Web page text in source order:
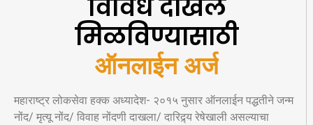
विविध दाखले
मिळविण्यासाठी
ऑनलाईन अर्ज
महाराष्ट्र लोकसेवा हक्क अध्यादेश- २०१५ नुसार ऑनलाईन पद्धतीने जन्म
नोंद/ मृत्यू नोंद/ विवाह नोंदणी दाखला/ दारिद्र्य रेषेखाली असल्याचा